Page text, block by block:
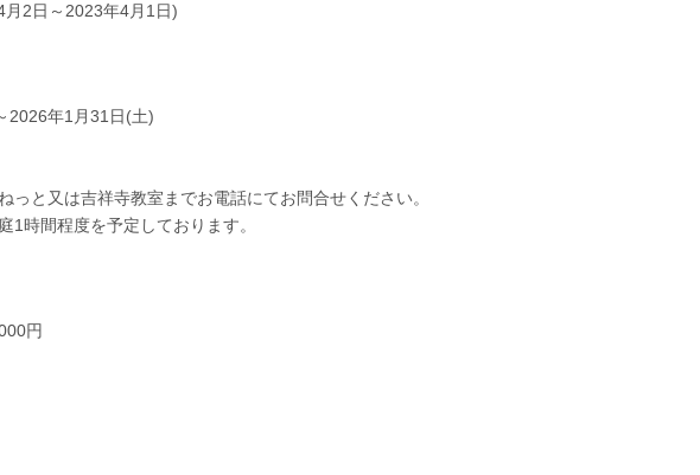
2日～2023年4月1日)
2026年1月31日(土)
っと又は吉祥寺教室までお電話にてお問合せください。
1時間程度を予定しております。
円